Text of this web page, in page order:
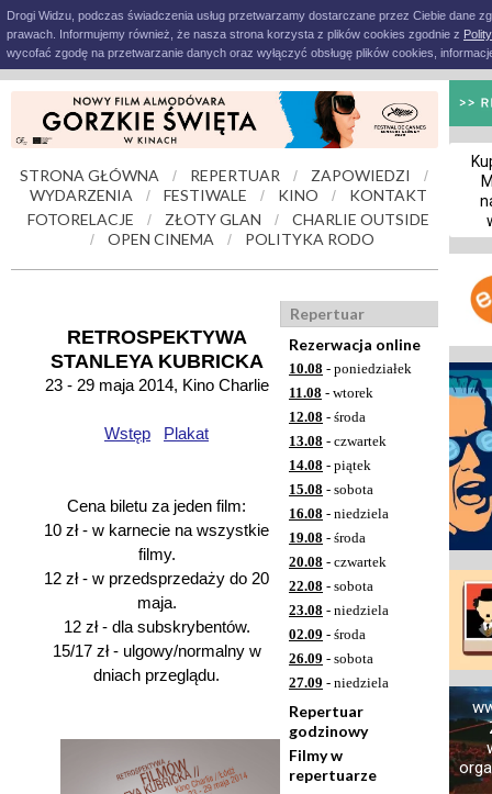
Drogi Widzu, podczas świadczenia usług przetwarzamy dostarczane przez Ciebie dane
prawach. Informujemy również, że nasza strona korzysta z plików cookies zgodnie z
wycofać zgodę na przetwarzanie danych oraz wyłączyć obsługę plików cookies,
STRONA GŁÓWNA / REPERTUAR / ZAPOWIEDZI /
WYDARZENIA / FESTIWALE / KINO /
KONTAKT
FOTORELACJE
/ ZŁOTY GLAN / CHARLIE OUTSIDE
/ OPEN CINEMA / POLITYKA RODO
RETROSPEKTYWA
STANLEYA KUBRICKA
23 - 29 maja 2014, Kino Charlie
Wstęp Plakat
Cena biletu za jeden film:
10 zł - w karnecie na wszystkie
filmy.
12 zł - w przedsprzedaży do 20
maja.
12 zł - dla subskrybentów.
15/17 zł - ulgowy/normalny w
dniach przeglądu.
Repertuar
Rezerwacja online
10.08 - poniedziałek
11.08 - wtorek
12.08 - środa
13.08 - czwartek
14.08 - piątek
15.08 - sobota
16.08 - niedziela
19.08 - środa
20.08 - czwartek
22.08 - sobota
23.08 - niedziela
02.09 - środa
26.09 - sobota
27.09 - niedziela
Repertuar
godzinowy
Filmy w
repertuarze